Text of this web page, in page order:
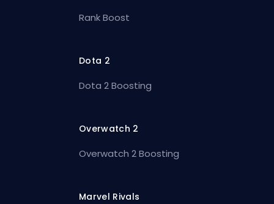
Rank Boost
Dota 2
Dota 2 Boosting
Overwatch 2
Overwatch 2 Boosting
Marvel Rivals